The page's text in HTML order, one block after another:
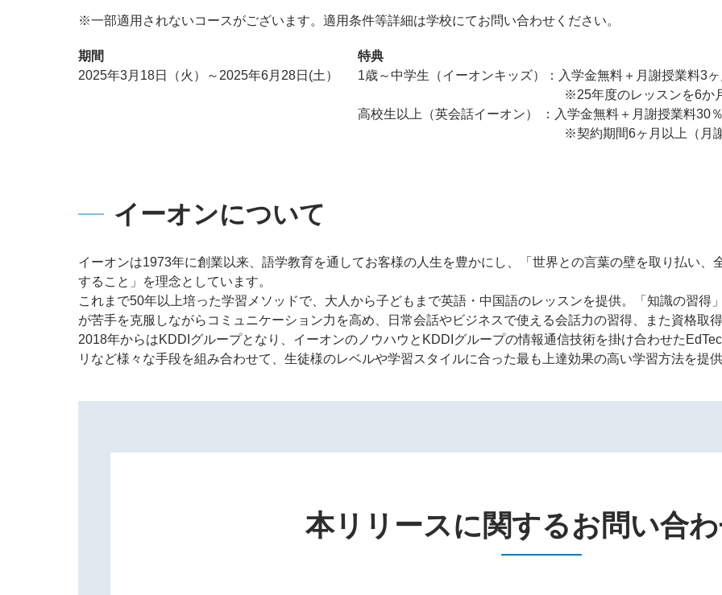
※一部適用されないコースがございます。適用条件等詳細は学校にてお問い合わせください。
期間
2025年3月18日（火）～2025年6月28日(土）
特典
1歳～中学生（イーオンキッズ）：入学金無料＋月謝授業料3
※25年度のレッスンを6か月以上ご契
高校生以上（英会話イーオン） ：入学金無料＋月謝授業料30
※契約期間6ヶ月以上（月謝制）又は一
イーオンについて
イーオンは1973年に創業以来、語学教育を通してお客様の人生を豊かにし、「世界との言葉の壁を取り払い、
すること」を理念としています。
これまで50年以上培った学習メソッドで、大人から子どもまで英語・中国語のレッスンを提供。「知識の習得
が苦手を克服しながらコミュニケーション力を高め、日常会話やビジネスで使える会話力の習得、また資格取
2018年からはKDDIグループとなり、イーオンのノウハウとKDDIグループの情報通信技術を掛け合わせた
リなど様々な手段を組み合わせて、生徒様のレベルや学習スタイルに合った最も上達効果の高い学習方法を提供
本リリースに関するお問い合